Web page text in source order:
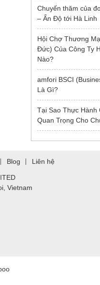
Chuyến thăm của
– Ấn Độ tới Hà Linh
Hội Chợ Thương
Đức) Của Công Ty
Nào?
amfori BSCI
Là Gì?
Tại Sao Thực Hành
Quan Trọng Cho
Blog Liên hệ
Vietnam